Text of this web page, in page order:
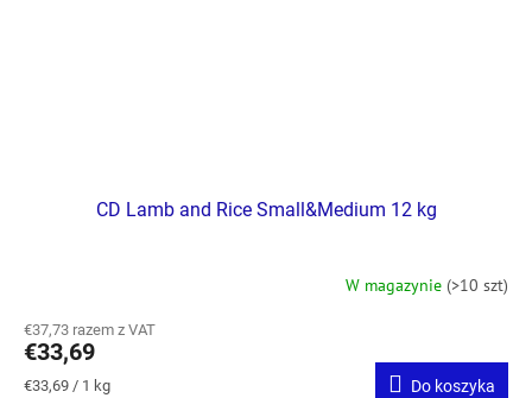
CD Lamb and Rice Small&Medium 12 kg
W magazynie (>10 szt)
€37,73 razem z VAT
€33,69
Cena
€33,69 / 1 kg Do koszyka